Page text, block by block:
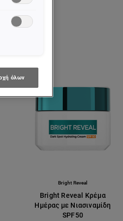
Bright Reveal
Bright Reveal Κρέμα
Ημέρας με Νιασιναμίδη
SPF50
όλων